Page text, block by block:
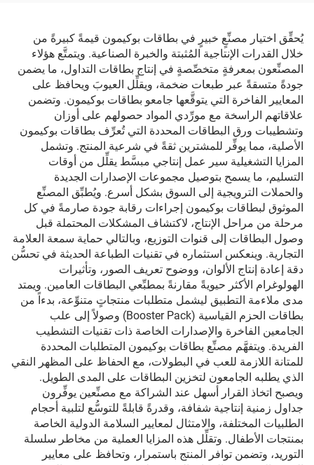
يُحقِّق اختيار مصنِّعٍ خبيرٍ في بطاقات بوكيمون قيمةً كبيرةً من
خلال القدرات الإنتاجية المُثبتة والخبرة الصناعية. ويتمتَّع هؤلاء
المصنِّعون بمعرفةٍ متخصِّصةٍ في إنتاج بطاقات التداول، ما يضمن
جودةً متسقةً عبر طبعات ضخمة، ويقلِّل العيوبَ ويحافظ على
المعايير الفاخرة التي يتوقَّعها جامعو بطاقات بوكيمون. وتضمن
علاقاتهم الراسخة مع مورِّدي المواد حصولهم على أوزان
وتشطيبات ورق البطاقات المحددة التي تُعرِّف بطاقات بوكيمون
الأصلية، مما يوفِّر للمشترين ثقةً في شرعية المنتج. وتشمل
المزايا التشغيلية سير عمل إنتاجي مبسَّط يقلِّل من أوقات
التسليم، ما يسمح بتوصيل مجموعات الإصدارات الجديدة
والحملات الترويجية إلى السوق بشكل أسرع. ويُطبِّق المصنِّع
الموثوق لبطاقات بوكيمون إجراءات رقابة جودة صارمةً في كل
مرحلة من مراحل الإنتاج، لاكتشاف المشكلات المحتملة قبل
وصول البطاقات إلى قنوات التوزيع، وبالتالي حماية سمعة العلامة
التجارية. وينعكس استثماره في تقنيات الطباعة الحديثة في تحسُّن
دقة إعادة إنتاج الألوان، ووضوح تعريف الصور، وتأثيرات
الهولوغرام الأكثر حيويةً مقارنةً بمطبِّعي البطاقات العامين. ويمتد
مدى ملاءمة التطبيق ليشمل متطلبات منتجاتٍ متنوِّعة، بدءاً من
بطاقات الحزم القياسية (Booster Pack) وصولاً إلى علب
الجامعين الفاخرة والإصدارات الخاصة ذات تقنيات التشطيب
الفريدة. ويتفهَّم مصنِّع بطاقات بوكيمون المتطلبات المحددة
للمتانة اللازمة للعب في البطولات، مع الحفاظ على المظهر النقي
الذي يطلبه الجامعون لتخزين البطاقات على المدى الطويل.
ويصبح اتخاذ القرار أسهل عند الشراكة مع مصنِّعين يوفِّرون
جداول زمنية إنتاجية شفافة، وقدرةً قابلةً للتوسُّع لتلبية أحجام
الطلبيات المختلفة، والامتثال لمعايير السلامة الدولية الخاصة
بمنتجات الأطفال. وتقلِّل هذه المزايا العملية من مخاطر سلسلة
التوريد، وتضمن توافر المنتج باستمرار، وتحافظ على معايير